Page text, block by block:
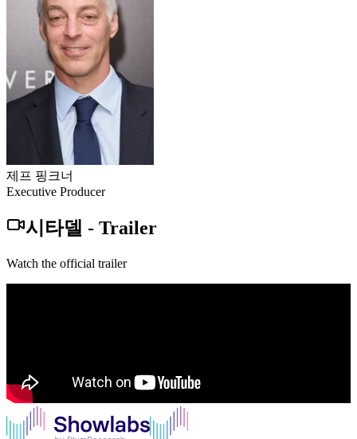
제프 핑크너
Executive Producer
시타델 - Trailer
Watch the official trailer